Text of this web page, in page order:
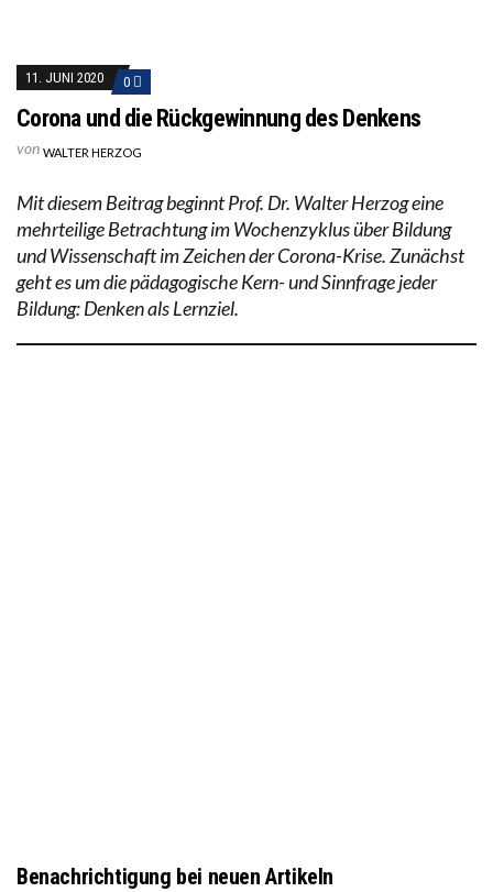
11. JUNI 2020 0
Corona und die Rückgewinnung des Denkens
von WALTER HERZOG
Mit diesem Beitrag beginnt Prof. Dr. Walter Herzog eine
mehrteilige Betrachtung im Wochenzyklus über Bildung
und Wissenschaft im Zeichen der Corona-Krise. Zunächst
geht es um die pädagogische Kern- und Sinnfrage jeder
Bildung: Denken als Lernziel.
Benachrichtigung bei neuen Artikeln